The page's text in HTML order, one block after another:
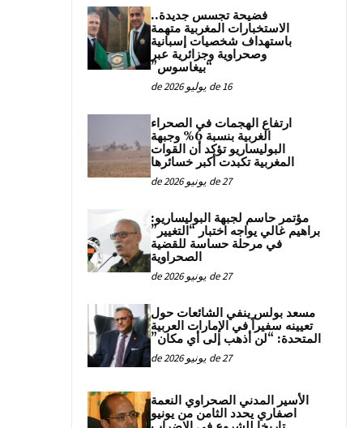
فضيحة تجسس جديدة..
الاستخبارات المغربية متهمة
باستهداف شخصيات إسبانية
وصحراوية وجزائرية عبر
“بيغاسوس”
16 de يوليو de 2026
ارتفاع الهجمات في الصحراء
الغربية بنسبة 6% وجبهة
البوليساريو تؤكد أن القوات
المغربية تكبدت أكبر خسائرها
27 de يونيو de 2026
مؤتمر حاسم لجبهة البوليساريو:
براهيم غالي يواجه اختبار “التغيير”
في مرحلة حساسة للقضية
الصحراوية
27 de يونيو de 2026
مسعد بولس ينفي الشائعات حول
تعيينه سفيراً في الإمارات العربية
المتحدة: “لن أذهب إلى أي مكان”
27 de يونيو de 2026
الأسير المدني الصحراوي النعمة
اصفاري يحدد الثامن من يونيو